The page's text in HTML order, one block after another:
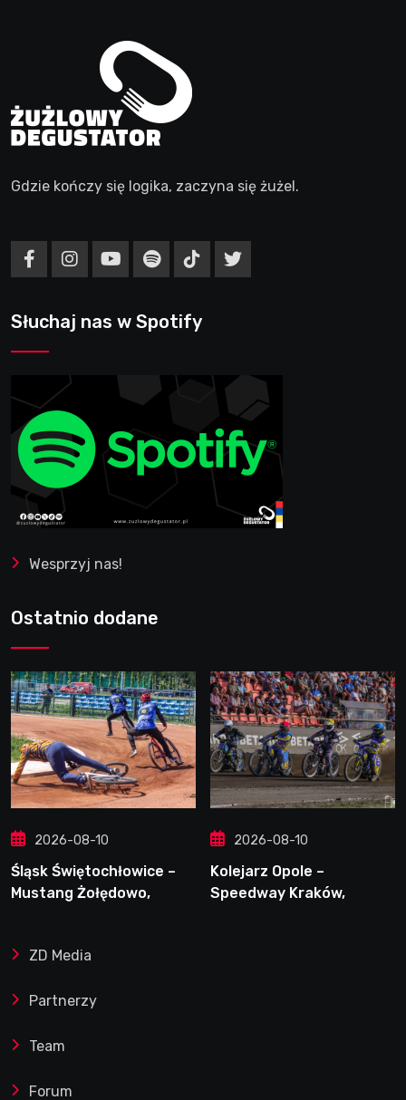
Gdzie kończy się logika, zaczyna się żużel.
Słuchaj nas w Spotify
Wesprzyj nas!
Ostatnio dodane
2026-08-10
Śląsk Świętochłowice –
Mustang Żołędowo,
2026-08-10
Kolejarz Opole –
Speedway Kraków,
ZD Media
Partnerzy
Team
Forum